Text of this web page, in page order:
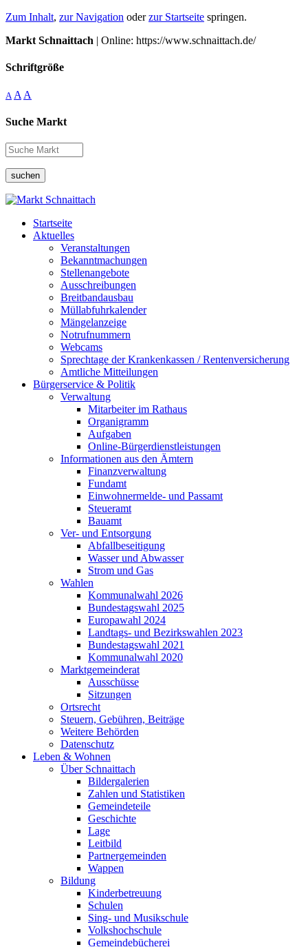
Zum Inhalt, zur Navigation oderzur Startseite springen.
Markt Schnaittach | Online: https://www.schnaittach.de/
Schriftgröße
A A A
Suche Markt
suchen
Startseite
Aktuelles
Veranstaltungen
Bekanntmachungen
Stellenangebote
Ausschreibungen
Breitbandausbau
Müllabfuhrkalender
Mängelanzeige
Notrufnummern
Webcams
Sprechtage der Krankenkassen / Rentenversicherung
Amtliche Mitteilungen
Bürgerservice & Politik
Verwaltung
Mitarbeiter im Rathaus
Organigramm
Aufgaben
Online-Bürgerdienstleistungen
Informationen aus den Ämtern
Finanzverwaltung
Fundamt
Einwohnermelde- und Passamt
Steueramt
Bauamt
Ver- und Entsorgung
Abfallbeseitigung
Wasser und Abwasser
Strom und Gas
Wahlen
Kommunalwahl 2026
Bundestagswahl 2025
Europawahl 2024
Landtags- und Bezirkswahlen 2023
Bundestagswahl 2021
Kommunalwahl 2020
Marktgemeinderat
Ausschüsse
Sitzungen
Ortsrecht
Steuern, Gebühren, Beiträge
Weitere Behörden
Datenschutz
Leben & Wohnen
Über Schnaittach
Bildergalerien
Zahlen und Statistiken
Gemeindeteile
Geschichte
Lage
Leitbild
Partnergemeinden
Wappen
Bildung
Kinderbetreuung
Schulen
Sing- und Musikschule
Volkshochschule
Gemeindebücherei